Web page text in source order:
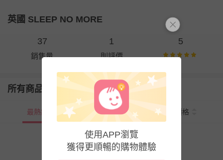
英國 SLEEP NO MORE
37
銷售量
1
則評價
5
所有商品
最熱銷 新上市 價格
使用APP瀏覽
獲得更順暢的購物體驗